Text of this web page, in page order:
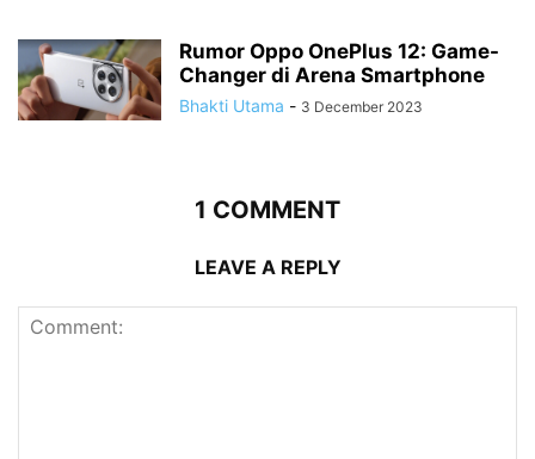
Rumor Oppo OnePlus 12: Game-
Changer di Arena Smartphone
Bhakti Utama - 3 December 2023
1 COMMENT
LEAVE A REPLY